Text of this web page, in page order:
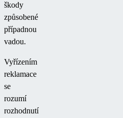
škody
způsobené
případnou
vadou.
Vyřízením
reklamace
se
rozumí
rozhodnutí